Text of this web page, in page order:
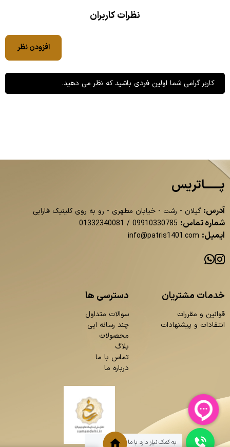
نظرات کاربران
افزودن نظر
کاربر گرامی شما اولین فردی باشید که نظر می دهید.
پــــــاتریس
آدرس: گیلان - رشت - خیابان مطهری - رو به روی کلینیک فارابی
شماره تماس: 09910330785
/
01332340081
ایمیل: info@patris1401.com
خدمات مشتریان
قوانین و مقررات
انتقادات و پیشنهادات
دسترسی ها
سوالات متداول
چند رسانه ایی
محصولات
بلاگ
تماس با ما
درباره ما
به کمک نیاز دارد با ما چت کنید